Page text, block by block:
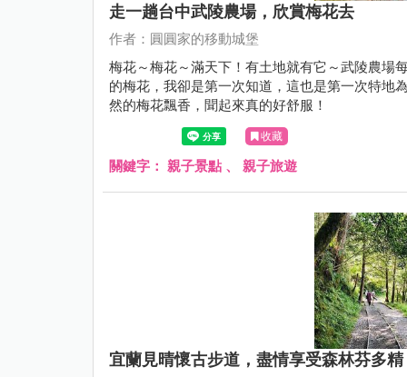
走一趟台中武陵農場，欣賞梅花去
作者：圓圓家的移動城堡
梅花～梅花～滿天下！有土地就有它～​​​​​​​武陵農場
的梅花，我卻是第一次知道，這也是第一次特地
然的梅花飄香，聞起來真的好舒服！
收藏
關鍵字： 親子景點 、 親子旅遊
宜蘭見晴懷古步道，盡情享受森林芬多精